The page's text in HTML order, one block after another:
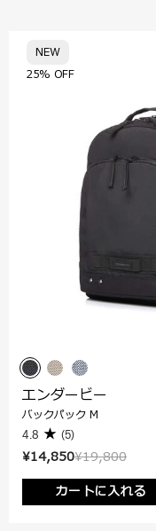
¥19,800
¥14,850
カートに入れる
25% OFF
NEW
エンダービー
バックパック M
4.8 (5)